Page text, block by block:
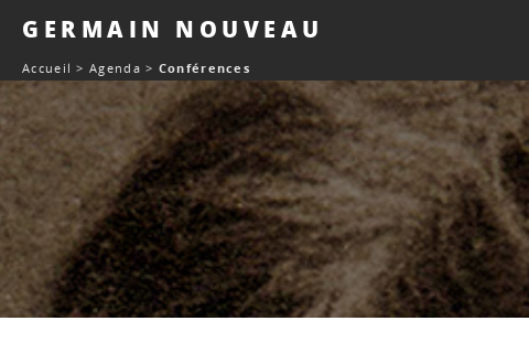
GERMAIN NOUVEAU
Accueil >Agenda > Conférences
Panneau de gestion des cookies